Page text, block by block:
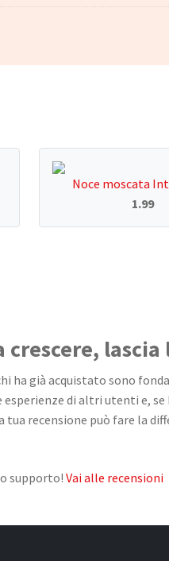
Noce moscata
1.99
crescere,
ha già acquistato sono
esperienze di altri utenti e,
tua recensione può fare la
supporto! Vai alle recensioni